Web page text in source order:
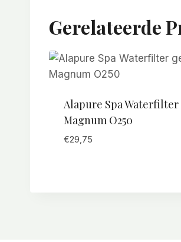
Gerelateerde
Alapure Spa Waterfilter
Magnum O250
€29,75